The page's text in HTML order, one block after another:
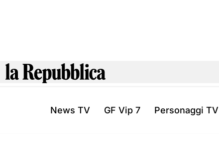
News TV GF Vip 7 Personaggi TV